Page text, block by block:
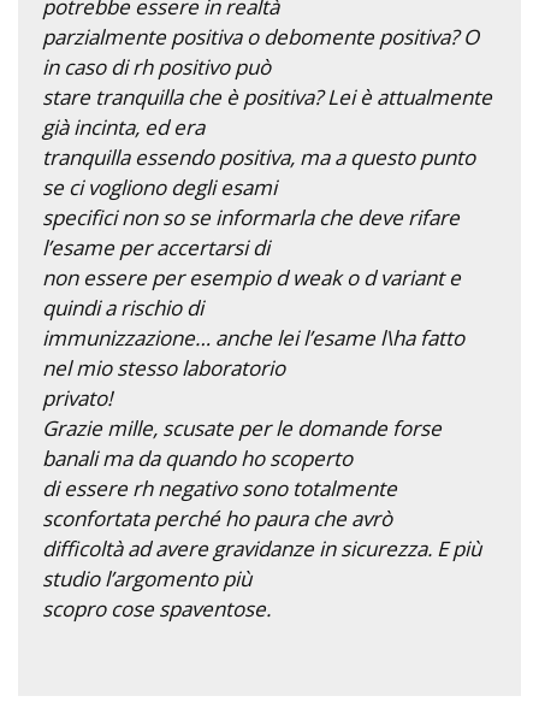
potrebbe essere in realtà
parzialmente positiva o debomente positiva? O
in caso di rh positivo può
stare tranquilla che è positiva? Lei è attualmente
già incinta, ed era
tranquilla essendo positiva, ma a questo punto
se ci vogliono degli esami
specifici non so se informarla che deve rifare
l’esame per accertarsi di
non essere per esempio d weak o d variant e
quindi a rischio di
immunizzazione… anche lei l’esame l\ha fatto
nel mio stesso laboratorio
privato!
Grazie mille, scusate per le domande forse
banali ma da quando ho scoperto
di essere rh negativo sono totalmente
sconfortata perché ho paura che avrò
difficoltà ad avere gravidanze in sicurezza. E più
studio l’argomento più
scopro cose spaventose.